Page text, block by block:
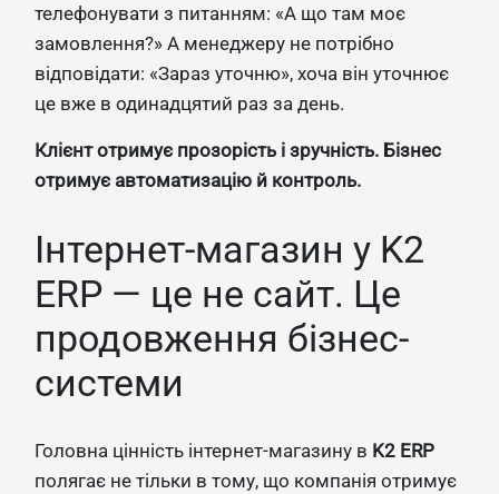
телефонувати з питанням: «А що там моє
замовлення?» А менеджеру не потрібно
відповідати: «Зараз уточню», хоча він уточнює
це вже в одинадцятий раз за день.
Клієнт отримує прозорість і зручність. Бізнес
отримує автоматизацію й контроль.
Інтернет-магазин у K2
ERP — це не сайт. Це
продовження бізнес-
системи
Головна цінність інтернет-магазину в K2 ERP
полягає не тільки в тому, що компанія отримує